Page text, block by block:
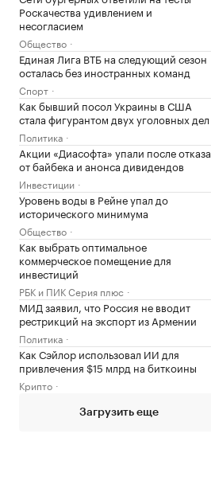
Роскачества удивлением и
несогласием
Общество
Единая Лига ВТБ на следующий сезон
осталась без иностранных команд
Спорт
Как бывший посол Украины в США
стала фигурантом двух уголовных дел
Политика
Акции «Диасофта» упали после отказа
от байбека и анонса дивидендов
Инвестиции
Уровень воды в Рейне упал до
исторического минимума
Общество
Как выбрать оптимальное
коммерческое помещение для
инвестиций
РБК и ПИК Серия плюс
МИД заявил, что Россия не вводит
рестрикций на экспорт из Армении
Политика
Как Сэйлор использовал ИИ для
привлечения $15 млрд на биткоины
Крипто
Загрузить еще